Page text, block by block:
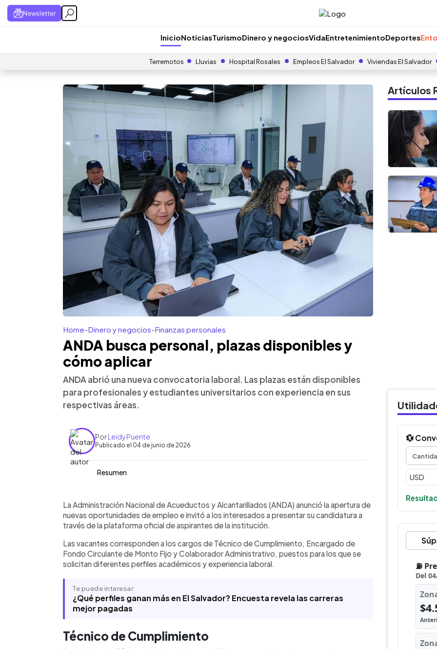
Newsletter
InicioNoticiasTurismoDinero y negociosVidaEntretenimientoDeportes
Terremotos Lluvias Hospital Rosales Empleos El Salvador Viviendas El Salvador
Home-Dinero y negocios-Finanzas personales
ANDA busca personal, plazas disponibles y
cómo aplicar
ANDA abrió una nueva convocatoria laboral. Las plazas están disponibles
para profesionales y estudiantes universitarios con experiencia en sus
respectivas áreas.
PorLeidy Puente
Publicado el 04 de junio de 2026
Resumen
► Escuchar artículo
ANDA anunció la apertura de tres plazas laborales: Técnico de
Cumplimiento, Encargado de Fondo Circulante de Monto Fijo y
Colaborador Administrativo. Los puestos están dirigidos a profesionales y
financieras y de control interno. Las postulaciones se realizan a través del
portal aspirantes.anda.gob.sv. Entre los requisitos figuran conocimientos
en compras públicas, contabilidad gubernamental y gestión administrativa.
de junio de 2026.
La Administración Nacional de Acueductos y Alcantarillados (ANDA) anunció la apertura de
nuevas oportunidades de empleo e invitó a los interesados a presentar su candidatura a
través de la plataforma oficial de aspirantes de la institución.
Las vacantes corresponden a los cargos de Técnico de Cumplimiento, Encargado de
Fondo Circulante de Monto Fijo y Colaborador Administrativo, puestos para los que se
solicitan diferentes perfiles académicos y experiencia laboral.
Te puede interesar:
¿Qué perfiles ganan más en El Salvador? Encuesta revela las carreras
mejor pagadas
Técnico de Cumplimiento
Artículos
💱